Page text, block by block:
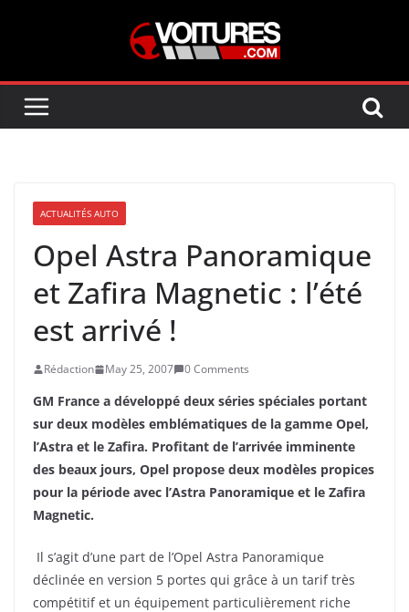
ACTUALITÉS AUTO
Opel Astra Panoramique
et Zafira Magnetic : l’été
est arrivé !
Rédaction May 25, 2007 0 Comments
GM France a développé deux séries spéciales portant
sur deux modèles emblématiques de la gamme Opel,
l’Astra et le Zafira. Profitant de l’arrivée imminente
des beaux jours, Opel propose deux modèles propices
pour la période avec l’Astra Panoramique et le Zafira
Magnetic.
Il s’agit d’une part de l’Opel Astra Panoramique
déclinée en version 5 portes qui grâce à un tarif très
compétitif et un équipement particulièrement riche